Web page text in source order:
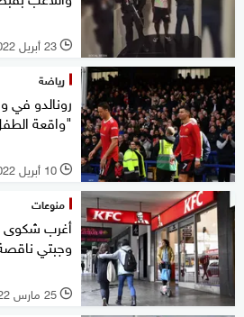
l 23 أبريل 2022
رياضة
رونالدو
"واقعة
l 10 أبريل 2022
منوعات
أغرب شكوى
وجبتي
l 25 مارس 2022